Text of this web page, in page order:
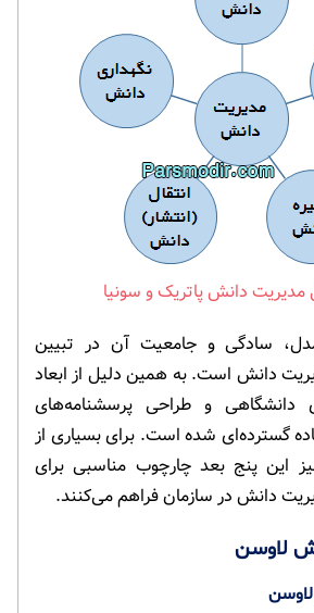
دانش پاتریک و سونیا
سادگی و جامعیت آن در تبیین
دانش است. به همین دلیل از ابعاد
و طراحی پرسشنامه‌های
گسترده‌ای شده است. برای بسیاری از
این پنج بعد چارچوب مناسبی برای
دانش در سازمان فراهم می‌کنند.
لاوسن